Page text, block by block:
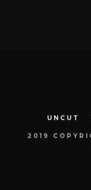
UNCUT
2019